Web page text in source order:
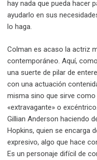
hay nada que pueda hacer
ayudarlo en sus
lo haga.
Colman es acaso la actriz
contemporáneo. Aquí,
una suerte de pilar de
con una actuación
misma sino que sirve
«extravagante» o
Gillian Anderson haciendo
Hopkins, quien se encarga
expresivo, algo que hace
Es un personaje difícil de